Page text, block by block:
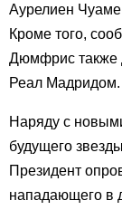
Аурелиен
Кроме того,
Дюмфрис также
Реал Мадридом.
Наряду с
будущего
Президент
нападающего в